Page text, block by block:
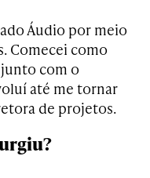
Áudio por meio
Comecei como
com o
até me tornar
de projetos.